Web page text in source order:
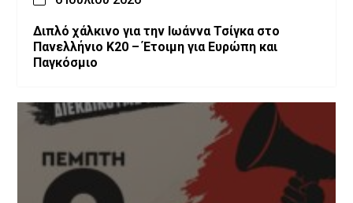
Διπλό χάλκινο για την Ιωάννα Τσίγκα στο
Πανελλήνιο Κ20 – Έτοιμη για Ευρώπη και
Παγκόσμιο